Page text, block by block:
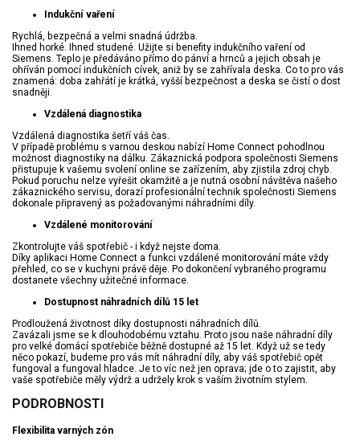
Indukční vaření
Rychlá, bezpečná a velmi snadná údržba.
Ihned horké. Ihned studené. Užijte si benefity indukčního vaření od
Siemens. Teplo je předáváno přímo do pánví a hrnců a jejich obsah je
ohříván pomocí indukčních cívek, aniž by se zahřívala deska. Co to pro vás
znamená: doba zahřátí je krátká, vyšší bezpečnost a deska se čistí o dost
snadněji.
Vzdálená diagnostika
Vzdálená diagnostika šetří váš čas.
V případě problému s varnou deskou nabízí Home Connect pohodlnou
možnost diagnostiky na dálku. Zákaznická podpora společnosti Siemens
přistupuje k vašemu svolení online se zařízením, aby zjistila zdroj chyb.
Pokud poruchu nelze vyřešit okamžitě a je nutná osobní návštěva našeho
zákaznického servisu, dorazí profesionální technik společnosti Siemens
dokonale připravený as požadovanými náhradními díly.
Vzdálené monitorování
Zkontrolujte váš spotřebič - i když nejste doma.
Díky aplikaci Home Connect a funkci vzdálené monitorování máte vždy
přehled, co se v kuchyni právě děje. Po dokončení vybraného programu
dostanete všechny užitečné informace.
Dostupnost náhradních dílů 15 let
Prodloužená životnost díky dostupnosti náhradních dílů.
Zavázali jsme se k dlouhodobému vztahu. Proto jsou naše náhradní díly
pro velké domácí spotřebiče běžně dostupné až 15 let. Když už se tedy
něco pokazí, budeme pro vás mít náhradní díly, aby váš spotřebič opět
fungoval a fungoval hladce. Je to víc než jen oprava; jde o to zajistit, aby
vaše spotřebiče měly výdrž a udržely krok s vaším životním stylem.
PODROBNOSTI
Flexibilita varných zón